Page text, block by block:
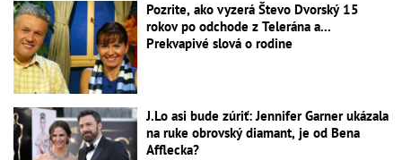
Pozrite, ako vyzerá Števo Dvorský 15
rokov po odchode z Telerána a...
Prekvapivé slová o rodine
J.Lo asi bude zúriť: Jennifer Garner ukázala
na ruke obrovský diamant, je od Bena
Afflecka?